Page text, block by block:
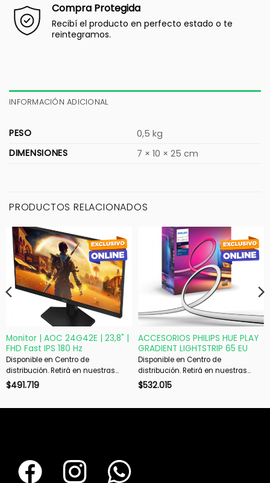
Compra Protegida
Recibí el producto en perfecto estado o te
reintegramos.
INFORMACIÓN ADICIONAL
PESO
0,5 kg
DIMENSIONES
7 × 10 × 25 cm
PRODUCTOS RELACIONADOS
Monitor | AOC 24G42E | 23,8" |
FHD Fast IPS 180 Hz
Disponible en Centro de
distribución. Retirá en nuestras
sucursales en 48 hs hábiles. Si es
$491.719
ACCESORIOS PHILIPS HUE PLAY
GRADIENT LIGHTSTRIP 65 EU
Disponible en Centro de
distribución. Retirá en nuestras
sucursales en 48 hs hábiles. Si es
$532.015